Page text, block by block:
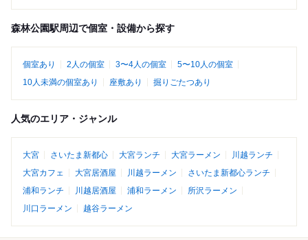
森林公園駅周辺で個室・設備から探す
個室あり 2人の個室 3〜4人の個室
5〜10人の個室
10人未満の個室あり
座敷あり 掘りごたつあり
人気のエリア・ジャンル
大宮 さいたま新都心 大宮ランチ 大宮ラーメン
川越ランチ
大宮カフェ
大宮居酒屋 川越ラーメン
さいたま新都心ランチ
浦和ランチ
川越居酒屋 浦和ラーメン
所沢ラーメン
川口ラーメン
越谷ラーメン